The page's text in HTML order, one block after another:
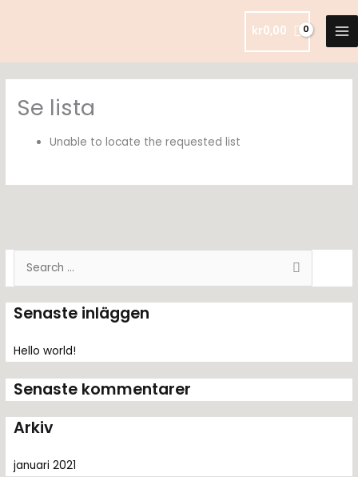
kr0,00
k
f
e
:
Senaste inläggen
Hello world!
Senaste kommentarer
Arkiv
januari 2021
Se lista
Unable to locate the requested list